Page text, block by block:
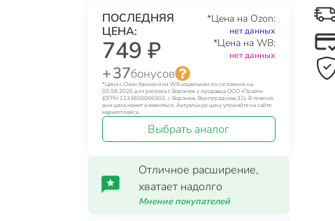
ПОСЛЕДНЯЯ
ЦЕНА:
749 ₽
*Цена на Ozon:
нет данных
*Цена на WB:
нет данных
+ 37бонусов
*Цена с Озон банком или WB кошельком по состоянию на
05.08.2026 для региона г. Воронеж у продавца ООО «Прайм»
(ОГРН 1233600006903, г. Воронеж, Волгоградская 32). В течение
дня цена может изменяться. Актуальную цену уточняйте на сайте
маркетплейса.
Выбрать аналог
Отличное расширение,
хватает надолго
Мнение покупателей